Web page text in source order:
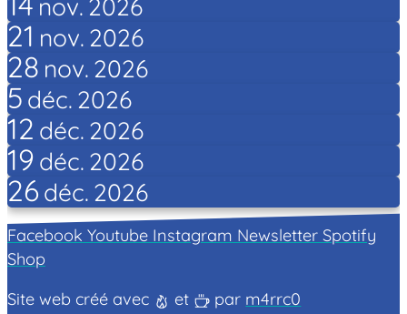
nov. 2026
21 nov. 2026
28 nov. 2026
5 déc. 2026
12 déc. 2026
19 déc. 2026
26 déc. 2026
Facebook Youtube Instagram Newsletter Spotify
Shop
Site web créé avec
et par m4rrc0